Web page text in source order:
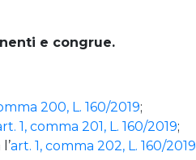
e congrue.
200, L. 160/2019;
1, comma 201, L. 160/2019;
art. 1, comma 202, L. 160/2019